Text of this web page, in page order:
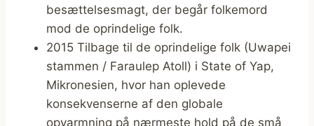
besættelsesmagt, der begår folkemord
mod de oprindelige folk.
2015 Tilbage til de oprindelige folk (Uwapei
stammen / Faraulep Atoll) i State of Yap,
Mikronesien, hvor han oplevede
konsekvenserne af den globale
opvarmning på nærmeste hold på de små